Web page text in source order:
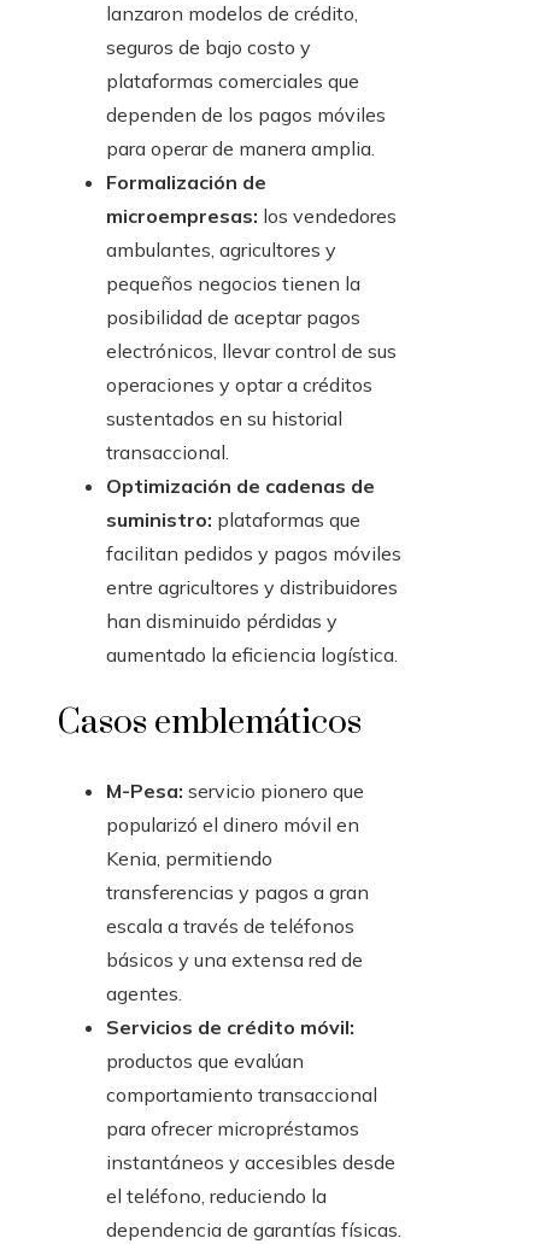
lanzaron modelos de crédito,
seguros de bajo costo y
plataformas comerciales que
dependen de los pagos móviles
para operar de manera amplia.
Formalización de
microempresas: los vendedores
ambulantes, agricultores y
pequeños negocios tienen la
posibilidad de aceptar pagos
electrónicos, llevar control de sus
operaciones y optar a créditos
sustentados en su historial
transaccional.
Optimización de cadenas de
suministro: plataformas que
facilitan pedidos y pagos móviles
entre agricultores y distribuidores
han disminuido pérdidas y
aumentado la eficiencia logística.
Casos emblemáticos
M-Pesa: servicio pionero que
popularizó el dinero móvil en
Kenia, permitiendo
transferencias y pagos a gran
escala a través de teléfonos
básicos y una extensa red de
agentes.
Servicios de crédito móvil:
productos que evalúan
comportamiento transaccional
para ofrecer micropréstamos
instantáneos y accesibles desde
el teléfono, reduciendo la
dependencia de garantías físicas.